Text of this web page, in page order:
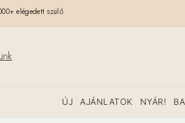
elégedett szülő
ÚJ AJÁNLATOK NYÁR!